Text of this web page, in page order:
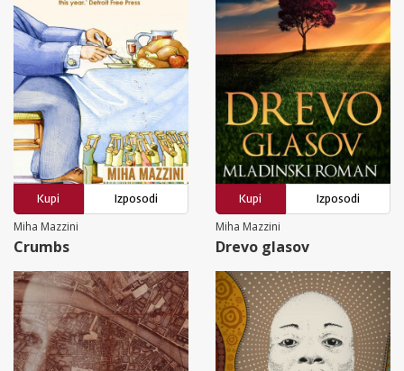
Kupi
Izposodi
Miha Mazzini
Crumbs
Kupi
Izposodi
Miha Mazzini
Drevo glasov